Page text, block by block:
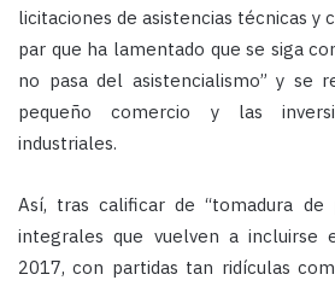
licitaciones de asistencias técnicas y
par que ha lamentado que se siga
no pasa del asistencialismo” y se
pequeño comercio y las
industriales.
Así, tras calificar de “tomadura de
integrales que vuelven a incluirse
2017, con partidas tan ridículas